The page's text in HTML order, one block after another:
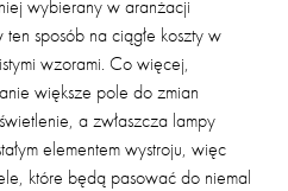
wybierany w aranżacji
sposób na ciągłe koszty w
wzorami. Co więcej,
większe pole do zmian
a zwłaszcza lampy
elementem wystroju, więc
które będą pasować do niemal